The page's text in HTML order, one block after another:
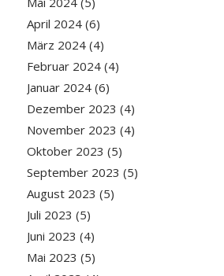
April 2024(6)
März 2024(4)
Februar 2024(4)
Januar 2024(6)
Dezember 2023 (4)
November 2023 (4)
Oktober 2023 (5)
September 2023 (5)
August 2023 (5)
Juli 2023 (5)
Juni 2023 (4)
Mai 2023 (5)